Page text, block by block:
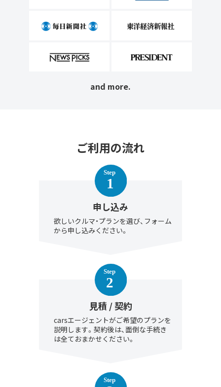
and more.
ご利用の流れ
申し込み
欲しいクルマ・プランを選び、フォーム
から申し込みください。
見積 / 契約
carsエージェントがご希望のプランを
説明します。契約後は、面倒な手続き
は全ておまかせください。